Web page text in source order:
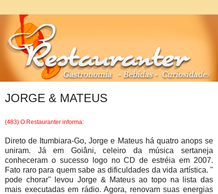
JORGE & MATEUS
(483) O Restauranter informa:
Direto de Itumbiara-Go, Jorge e Mateus há quatro anops se
uniram. Já em Goiâni, celeiro da música sertaneja
conheceram o sucesso logo no CD de estréia em 2007.
Fato raro para quem sabe as dificuldades da vida artística. "
pode chorar" levou Jorge & Mateus ao topo na lista das
mais executadas em rádio. Agora, renovam suas energias